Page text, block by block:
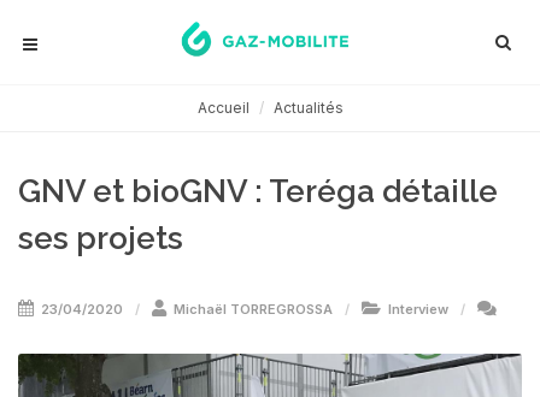
Accueil Actualités
GNV et bioGNV : Teréga détaille
ses projets
23/04/2020 Michaël TORREGROSSA Interview